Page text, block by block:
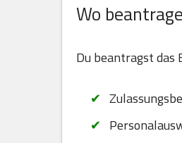
Wo
Du beantragst das